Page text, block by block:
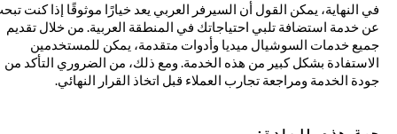
في النهاية، يمكن القول أن السيرفر العربي يعد خيارًا موثوقًا إذا كنت تبحث
عن خدمة استضافة تلبي احتياجاتك في المنطقة العربية. من خلال تقديم
جميع خدمات السوشيال ميديا وأدوات متقدمة، يمكن للمستخدمين
الاستفادة بشكل كبير من هذه الخدمة. ومع ذلك، من الضروري التأكد من
جودة الخدمة ومراجعة تجارب العملاء قبل اتخاذ القرار النهائي.